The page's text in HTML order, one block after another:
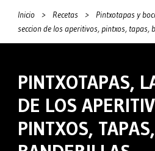
Inicio > Recetas > Pintxotapas y
seccion de los aperitivos, pintxos, tapas,
PINTXOTAPAS,
DE LOS
PINTXOS, TAPAS,